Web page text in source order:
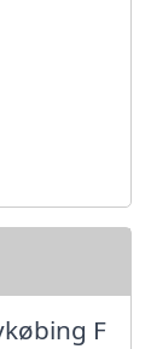
F